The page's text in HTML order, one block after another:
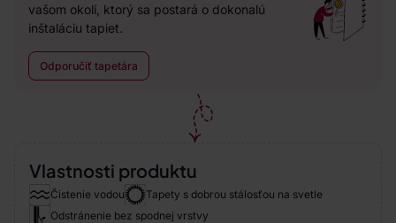
vašom okolí, ktorý sa postará o dokonalú
inštaláciu tapiet.
Odporučiť tapetára
Vlastnosti produktu
Čistenie vodou
Tapety s dobrou stálosťou na svetle
Odstránenie bez spodnej vrstvy